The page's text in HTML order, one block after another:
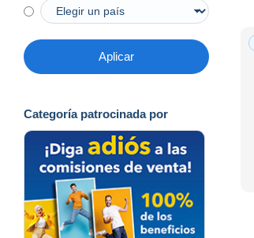
Aplicar
Categoría patrocinada por